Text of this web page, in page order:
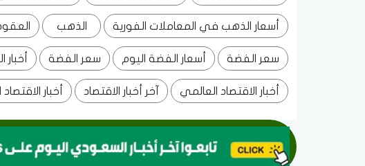
أسعار الذهب في المعاملات الفورية الذهب
سعر الفضة أسعار الفضة اليوم سعر الفضة
أخبار الاقتصاد العالمي آخر أخبار الاقتصاد أخبار الاقتصاد